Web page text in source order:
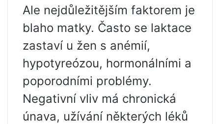
Ale nejdůležitějším faktorem je
blaho matky. Často se laktace
zastaví u žen s anémií,
hypotyreózou, hormonálními a
poporodními problémy.
Negativní vliv má chronická
únava, užívání některých léků